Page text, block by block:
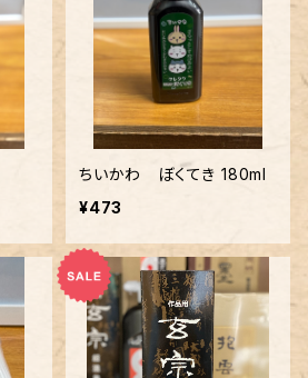
ちいかわ ぼくてき 180ml
¥473